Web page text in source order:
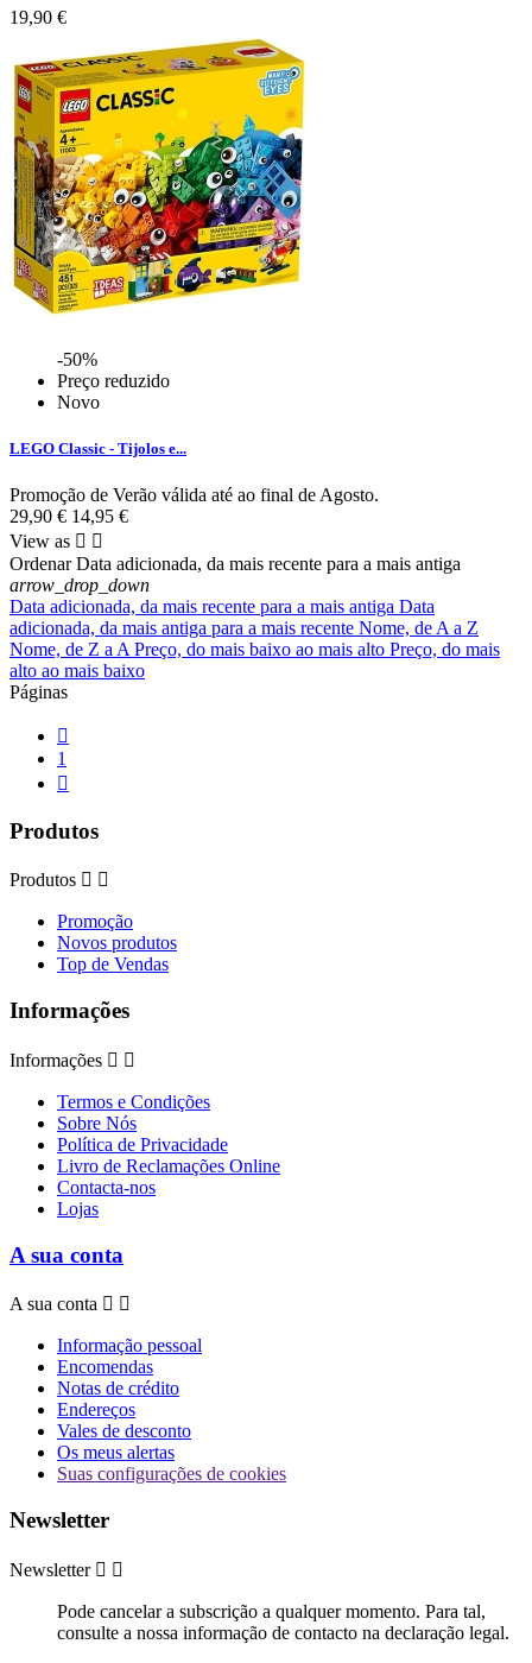
19,90 €
-50%
Preço reduzido
Novo
LEGO Classic - Tijolos e...
Promoção de Verão válida até ao final de Agosto.
29,90 € 14,95 €
View as  
Ordenar Data adicionada, da mais recente para a mais antiga
arrow_drop_down
Data adicionada, da mais recente para a mais antiga Data
adicionada, da mais antiga para a mais recente Nome, de A a Z
Nome, de Z a A Preço, do mais baixo ao mais alto Preço, do mais
alto ao mais baixo
Páginas

1

Produtos
Produtos  
Promoção
Novos produtos
Top de Vendas
Informações
Informações  
Termos e Condições
Sobre Nós
Política de Privacidade
Livro de Reclamações Online
Contacta-nos
Lojas
A sua conta
A sua conta  
Informação pessoal
Encomendas
Notas de crédito
Endereços
Vales de desconto
Os meus alertas
Suas configurações de cookies
Newsletter
Newsletter  
Pode cancelar a subscrição a qualquer momento. Para tal,
consulte a nossa informação de contacto na declaração legal.